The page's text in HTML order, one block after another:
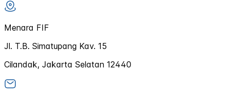
Menara FIF
Jl. T.B. Simatupang Kav. 15
Cilandak, Jakarta Selatan 12440